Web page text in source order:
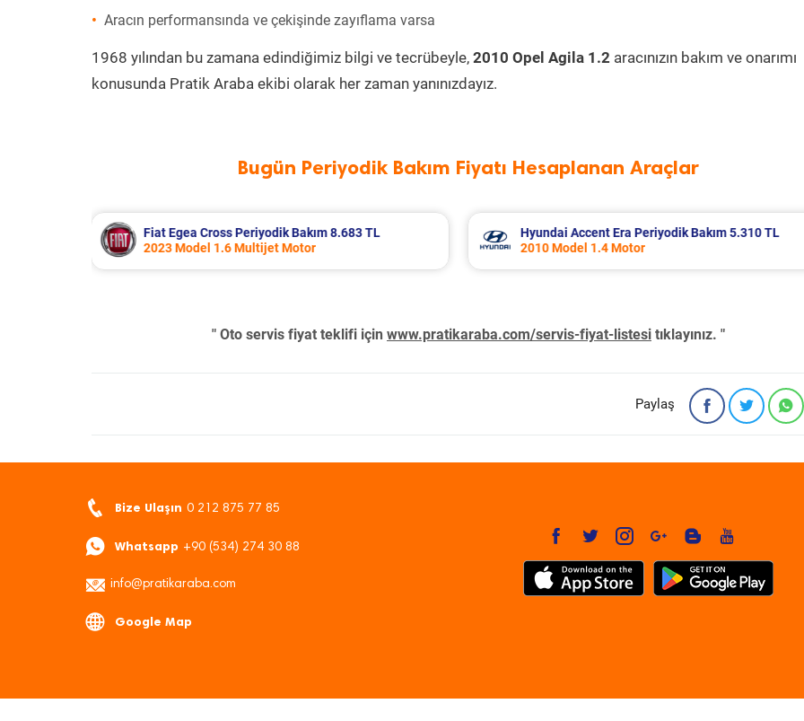
Aracın performansında ve çekişinde zayıflama varsa
1968 yılından bu zamana edindiğimiz bilgi ve tecrübeyle, 2010 Opel Agila 1.2 aracınızın bakım ve onarımı
konusunda Pratik Araba ekibi olarak her zaman yanınızdayız.
Bugün Periyodik Bakım Fiyatı Hesaplanan Araçlar
Hyundai Accent Era Periyodik Bakım 5.310 TL
2010 Model 1.4 Motor
Nissan Micra Periyodik Bakım 6.399 TL
2019 Model 1.2 Motor
" Oto servis fiyat teklifi için www.pratikaraba.com/servis-fiyat-listesi tıklayınız. "
Paylaş
Bize Ulaşın 0 212 875 77 85
Whatsapp +90 (534) 274 30 88
info@pratikaraba.com
Google Map